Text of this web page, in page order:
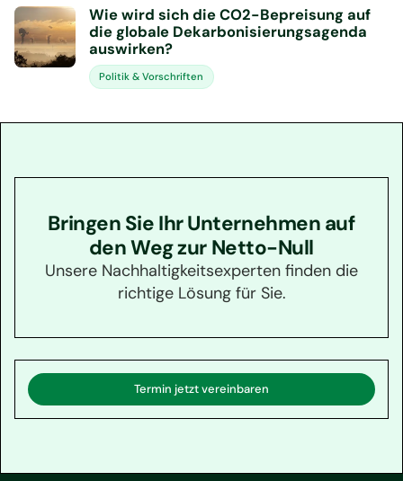
Wie wird sich die CO2-Bepreisung auf
die globale Dekarbonisierungsagenda
auswirken?
Politik & Vorschriften
Bringen Sie Ihr Unternehmen auf
den Weg zur Netto-Null
Unsere Nachhaltigkeitsexperten finden die
richtige Lösung für Sie.
Termin jetzt vereinbaren